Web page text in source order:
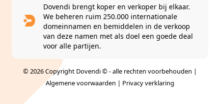
Dovendi brengt koper en verkoper bij elkaar.
We beheren ruim 250.000 internationale
domeinnamen en bemiddelen in de verkoop
van deze namen met als doel een goede deal
voor alle partijen.
© 2026 Copyright Dovendi © - alle rechten voorbehouden |
Algemene voorwaarden | Privacy verklaring